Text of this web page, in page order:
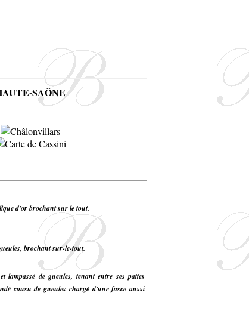
SAÔNE
d'or brochant sur le tout.
brochant sur-le-tout.
de gueules, tenant entre ses pattes
cousu de gueules chargé d'une fasce aussi